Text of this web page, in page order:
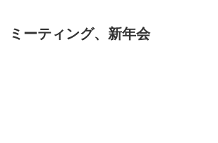
ミーティング、新年会